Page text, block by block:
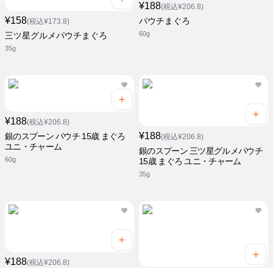
¥158(税込¥173.8)
三ツ星グルメパウチまぐろ
35g
¥188(税込¥206.8)
パウチまぐろ
60g
¥188(税込¥206.8)
銀のスプーン パウチ 15歳 まぐろ
ユニ・チャーム
60g
¥188(税込¥206.8)
銀のスプーン 三ツ星グルメパウチ
15歳 まぐろ ユニ・チャーム
35g
¥188(税込¥206.8)